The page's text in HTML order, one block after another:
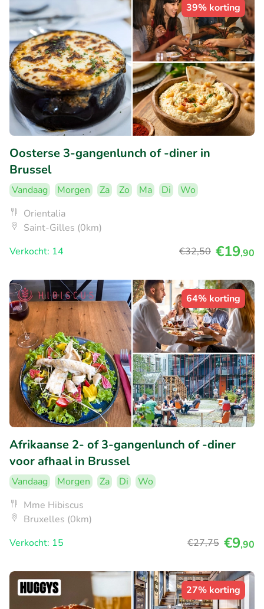
39% korting
Oosterse 3-gangenlunch of -diner in
Brussel
Vandaag Morgen Za Zo Ma Di
Wo
Orientalia
Saint-Gilles (0km)
Verkocht: 14
€32,50 €19,90
64% korting
Afrikaanse 2- of 3-gangenlunch of -diner
voor afhaal in Brussel
Vandaag Morgen Za Di
Wo
Mme Hibiscus
Bruxelles (0km)
Verkocht: 15
€27,75 €9,90
27% korting